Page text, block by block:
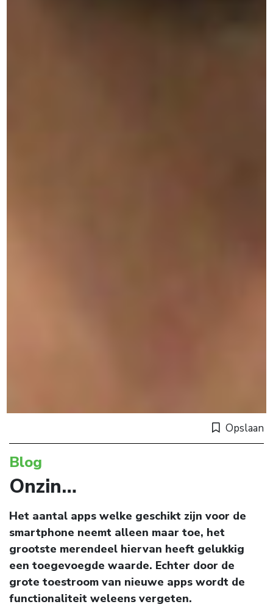
Opslaan
Blog
Onzin…
Het aantal apps welke geschikt zijn voor de
smartphone neemt alleen maar toe, het
grootste merendeel hiervan heeft gelukkig
een toegevoegde waarde. Echter door de
grote toestroom van nieuwe apps wordt de
functionaliteit weleens vergeten.